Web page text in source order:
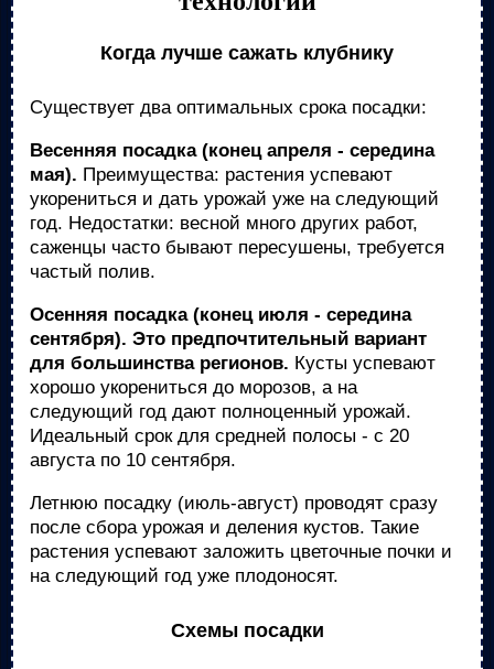
Когда лучше сажать клубнику
Существует два оптимальных срока посадки:
Весенняя посадка (конец апреля - середина
мая). Преимущества: растения успевают
укорениться и дать урожай уже на следующий
год. Недостатки: весной много других работ,
саженцы часто бывают пересушены, требуется
частый полив.
Осенняя посадка (конец июля - середина
сентября). Это предпочтительный вариант
для большинства регионов. Кусты успевают
хорошо укорениться до морозов, а на
следующий год дают полноценный урожай.
Идеальный срок для средней полосы - с 20
августа по 10 сентября.
Летнюю посадку (июль-август) проводят сразу
после сбора урожая и деления кустов. Такие
растения успевают заложить цветочные почки и
на следующий год уже плодоносят.
Схемы посадки